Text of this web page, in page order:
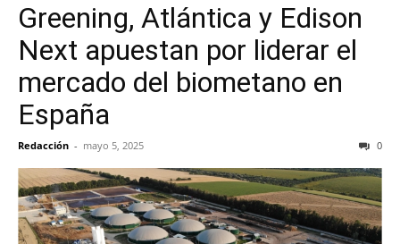
Greening, Atlántica y Edison
Next apuestan por liderar el
mercado del biometano en
España
Redacción - mayo 5, 2025 0